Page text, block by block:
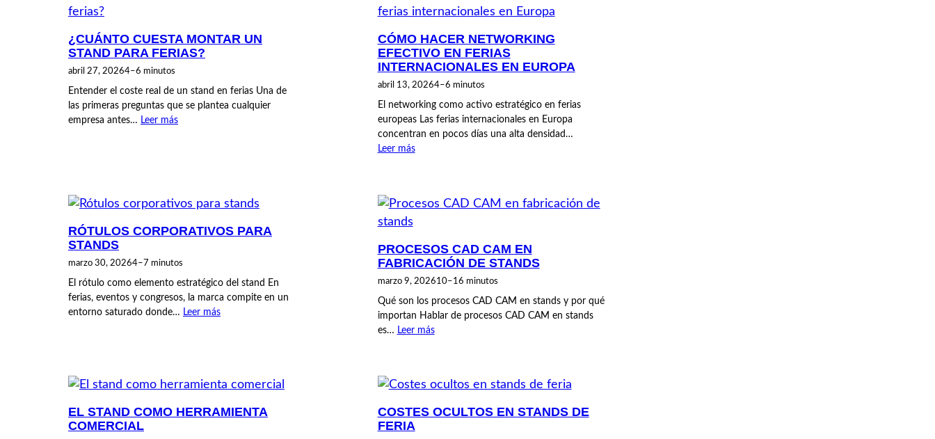
¿CUÁNTO CUESTA MONTAR UN
STAND PARA FERIAS?
abril 27, 20264–6 minutos
Entender el coste real de un stand en ferias Una de
las primeras preguntas que se plantea cualquier
empresa antes… Leer más
CÓMO HACER NETWORKING
EFECTIVO EN FERIAS
INTERNACIONALES EN EUROPA
abril 13, 20264–6 minutos
El networking como activo estratégico en ferias
europeas Las ferias internacionales en Europa
concentran en pocos días una alta densidad…
Leer más
RÓTULOS CORPORATIVOS PARA
STANDS
marzo 30, 20264–7 minutos
El rótulo como elemento estratégico del stand En
ferias, eventos y congresos, la marca compite en un
entorno saturado donde… Leer más
PROCESOS CAD CAM EN
FABRICACIÓN DE STANDS
marzo 9, 202610–16 minutos
Qué son los procesos CAD CAM en stands y por qué
importan Hablar de procesos CAD CAM en stands
es… Leer más
EL STAND COMO HERRAMIENTA
COMERCIAL
COSTES OCULTOS EN STANDS DE
FERIA